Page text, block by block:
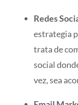
Redes
estrategia
trata de
social
vez, sea